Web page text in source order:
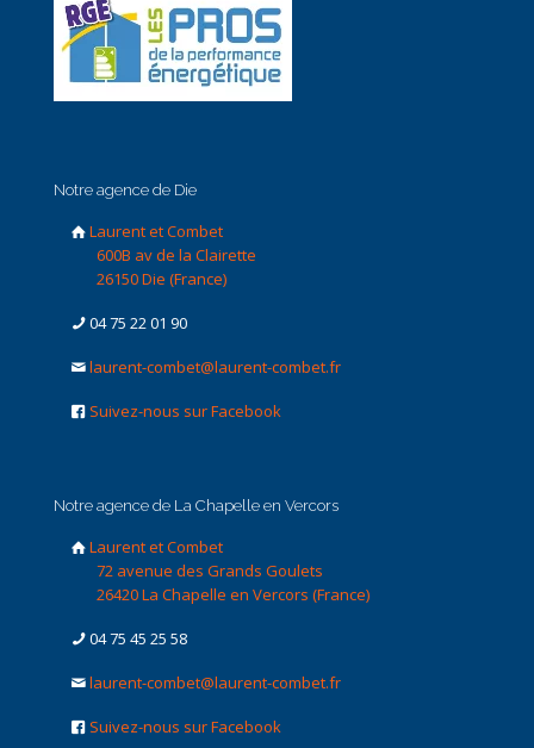
Notre agence de Die
Laurent et Combet
600B av de la Clairette
26150 Die (France)
04 75 22 01 90
laurent-combet@laurent-combet.fr
Suivez-nous sur Facebook
Notre agence de La Chapelle en Vercors
Laurent et Combet
72 avenue des Grands Goulets
26420 La Chapelle en Vercors (France)
04 75 45 25 58
laurent-combet@laurent-combet.fr
Suivez-nous sur Facebook